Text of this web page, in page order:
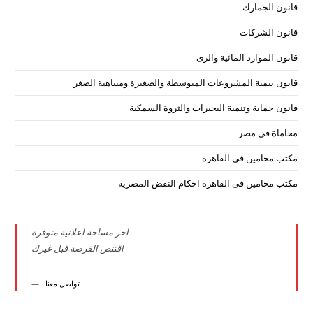
قانون الجمارك
قانون الشركات
قانون الموارد المائية والرى
قانون تنمية المشروعات المتوسطة والصغيرة ومتناهية الصغر
قانون حماية وتنمية البحيرات والثروة السمكية
محاماة فى مصر
مكتب محامين فى القاهرة
مكتب محامين فى القاهرة احكام النقض المصرية
اخر مساحة اعلانية متوفرة
اقتنص الفرصة قبل غيرك
تواصل معنا